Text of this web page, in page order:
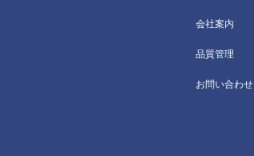
会社案内
品質管理
お問い合わせ